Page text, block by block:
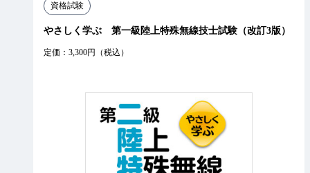
資格試験
やさしく学ぶ 第一級陸上特殊無線技士試験（改訂3版）
定価：3,300円（税込）